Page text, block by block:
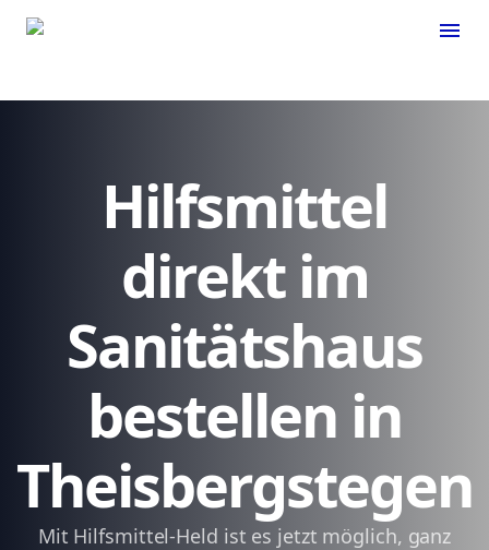
menu
Hilfsmittel
direkt im
Sanitätshaus
bestellen in
Theisbergstegen
Mit Hilfsmittel-Held ist es jetzt möglich, ganz